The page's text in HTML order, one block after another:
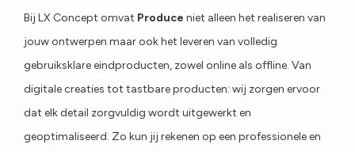
Bij LX Concept omvat Produce niet alleen het realiseren van
jouw ontwerpen maar ook het leveren van volledig
gebruiksklare eindproducten, zowel online als offline. Van
digitale creaties tot tastbare producten: wij zorgen ervoor
dat elk detail zorgvuldig wordt uitgewerkt en
geoptimaliseerd. Zo kun jij rekenen op een professionele en